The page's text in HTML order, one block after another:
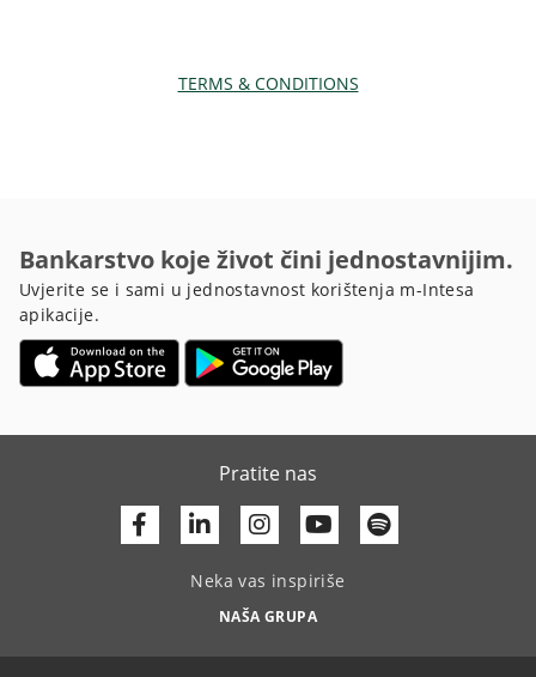
TERMS & CONDITIONS
Bankarstvo koje život čini jednostavnijim.
Uvjerite se i sami u jednostavnost korištenja m-Intesa
apikacije.
Pratite nas
Facebook
Linkedin Youtube
Neka vas inspiriše
NAŠA GRUPA